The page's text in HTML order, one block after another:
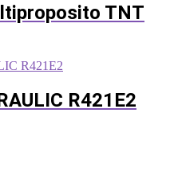
TNT
R421E2